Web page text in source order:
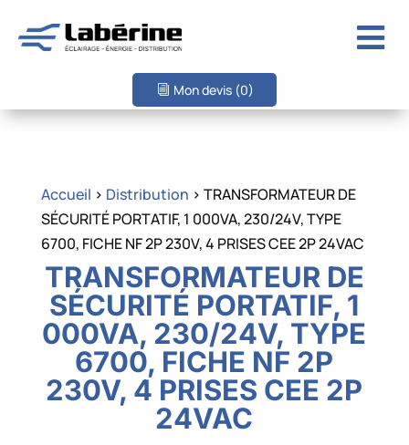

Mon devis (0)
Accueil > Distribution > TRANSFORMATEUR DE
SÉCURITÉ PORTATIF, 1 000VA, 230/24V, TYPE
6700, FICHE NF 2P 230V, 4 PRISES CEE 2P 24VAC
TRANSFORMATEUR DE
SÉCURITÉ PORTATIF, 1
000VA, 230/24V, TYPE
6700, FICHE NF 2P
230V, 4 PRISES CEE 2P
24VAC